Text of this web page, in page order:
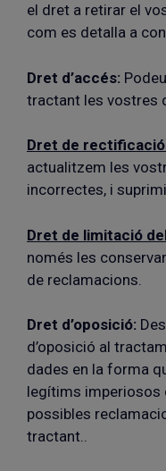
el dret a retirar el
com es detalla a
Dret d’accés:
tractant les vostres
Dret de
actualitzem les
incorrectes, i
Dret de limitació
només les
de reclamacions.
Dret d’oposició:
d’oposició al
dades en la forma
legítims imperiosos
possibles
tractant..